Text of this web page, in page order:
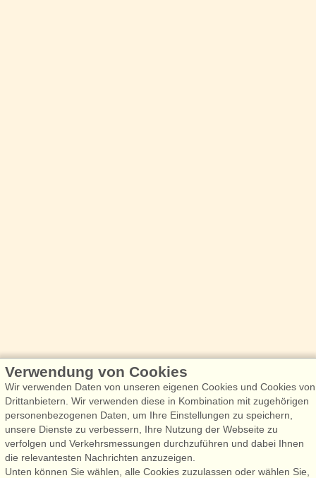
Verwendung von Cookies
Wir verwenden Daten von unseren eigenen Cookies und Cookies von
Drittanbietern. Wir verwenden diese in Kombination mit zugehörigen
personenbezogenen Daten, um Ihre Einstellungen zu speichern,
unsere Dienste zu verbessern, Ihre Nutzung der Webseite zu
verfolgen und Verkehrsmessungen durchzuführen und dabei Ihnen
die relevantesten Nachrichten anzuzeigen.
Unten können Sie wählen, alle Cookies zuzulassen oder wählen Sie,